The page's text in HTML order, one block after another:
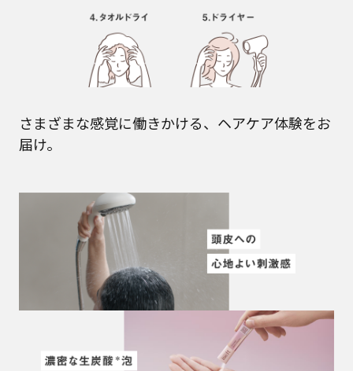
さまざまな感覚に働きかける、ヘアケア体験をお
届け。